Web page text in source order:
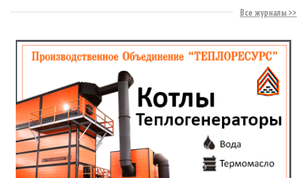
Все журналы